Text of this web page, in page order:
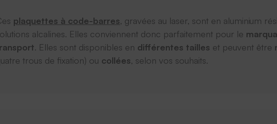
plaquettes à code-barres, gravées au laser, sont en aluminium
alcalines. Elles conviennent donc parfaitement pour le
. Elles sont disponibles en différentes tailles et peuvent être
trous de fixation) ou collées, selon vos souhaits.